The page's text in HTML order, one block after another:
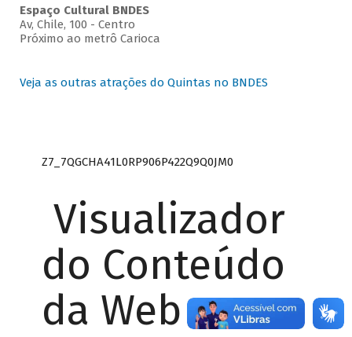
Espaço Cultural BNDES
Av, Chile, 100 - Centro
Próximo ao metrô Carioca
Veja as outras atrações do Quintas no BNDES
Z7_7QGCHA41L0RP906P422Q9Q0JM0
Visualizador
do Conteúdo
da Web